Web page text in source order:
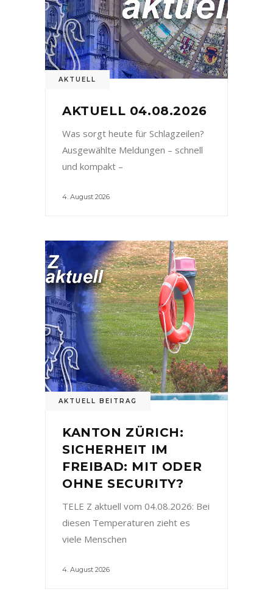
AKTUELL
AKTUELL 04.08.2026
Was sorgt heute für Schlagzeilen?
Ausgewählte Meldungen – schnell
und kompakt –
4. August 2026
AKTUELL BEITRAG
KANTON ZÜRICH:
SICHERHEIT IM
FREIBAD: MIT ODER
OHNE SECURITY?
TELE Z aktuell vom 04.08.2026: Bei
diesen Temperaturen zieht es
viele Menschen
4. August 2026